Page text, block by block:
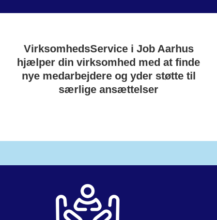
VirksomhedsService i Job Aarhus
hjælper din virksomhed med at finde
nye medarbejdere og yder støtte til
særlige ansættelser